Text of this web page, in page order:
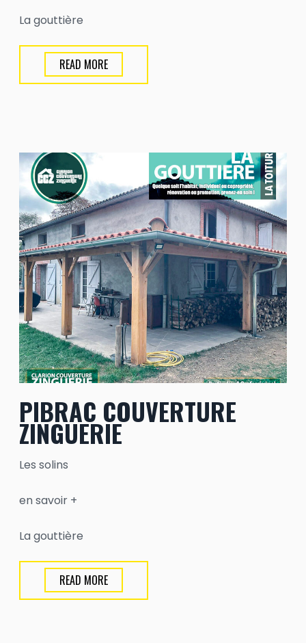
La gouttière
READ MORE
PIBRAC COUVERTURE
ZINGUERIE
Les solins
en savoir +
La gouttière
READ MORE